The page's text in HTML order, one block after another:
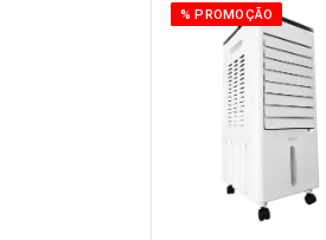
% PROMOÇÃO